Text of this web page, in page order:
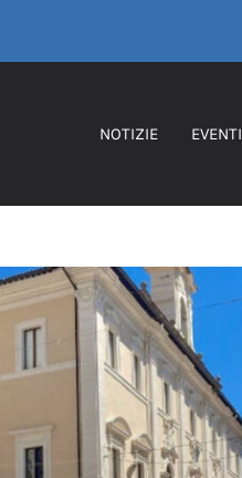
NOTIZIE EVENTI